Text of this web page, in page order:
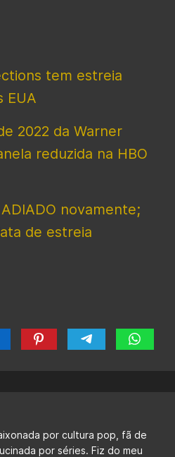
tem estreia
EUA
2022 da Warner
reduzida na HBO
novamente;
de estreia
por cultura pop, fã de
por séries. Fiz do meu